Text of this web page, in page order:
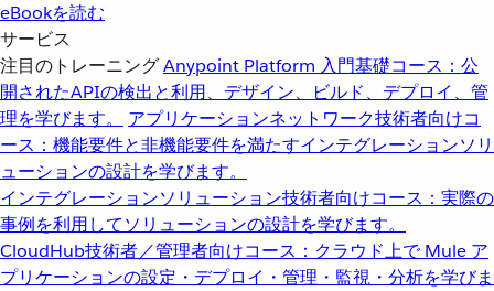
eBookを読む
サービス
注目のトレーニングAnypoint Platform 入門基礎コース：公
開されたAPIの検出と利用、デザイン、ビルド、デプロイ、管
理を学びます。
アプリケーションネットワーク技術者向けコ
ース：機能要件と非機能要件を満たすインテグレーションソリ
ューションの設計を学びます。
インテグレーションソリューション技術者向けコース：実際の
事例を利用してソリューションの設計を学びます。
CloudHub技術者／管理者向けコース：クラウド上で Mule ア
プリケーションの設定・デプロイ・管理・監視・分析を学びま